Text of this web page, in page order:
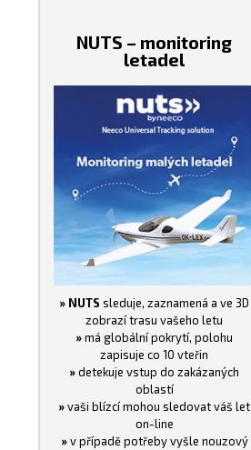
NUTS – monitoring
letadel
» NUTS sleduje, zaznamená a ve 3D
zobrazí trasu vašeho letu
»má globální pokrytí, polohu
zapisuje co 10 vteřin
»detekuje vstup do zakázaných
oblastí
»vaši blízcí mohou sledovat váš let
on-line
»v případě potřeby vyšle nouzový